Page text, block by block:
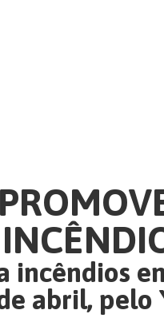
incêndios
abril, pelo